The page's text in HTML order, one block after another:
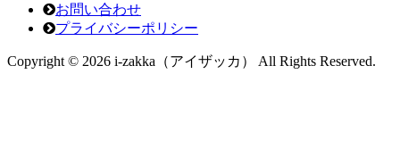
お問い合わせ
プライバシーポリシー
Copyright © 2026 i-zakka（アイザッカ） All Rights Reserved.